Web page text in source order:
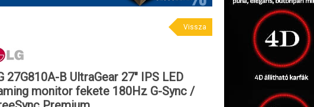
Vissza
27G810A-B UltraGear 27" IPS LED
monitor fekete 180Hz G-Sync /